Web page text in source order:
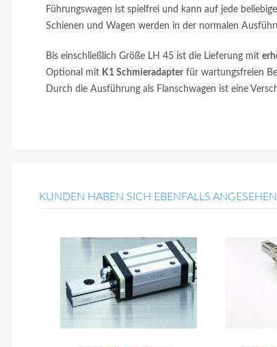
Führungswagen ist spielfrei und kann auf jede
Schienen und Wagen werden in der normalen
Bis einschließlich Größe LH 45 ist die Lieferung mit
Optional mit K1 Schmieradapter für wartungsfreien
Durch die Ausführung als Flanschwagen ist eine
KUNDEN HABEN SICH EBENFALLS ANGESEHEN